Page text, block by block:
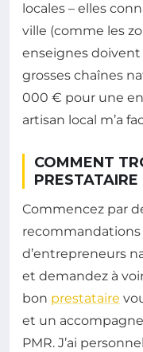
locales – elles
ville (comme les
enseignes doivent
grosses chaînes
000 € pour une
artisan local m’a
COMMENT
PRESTATAIRE
Commencez par
recommandations
d’entrepreneurs
et demandez à
bon prestataire
et un
PMR. J’ai